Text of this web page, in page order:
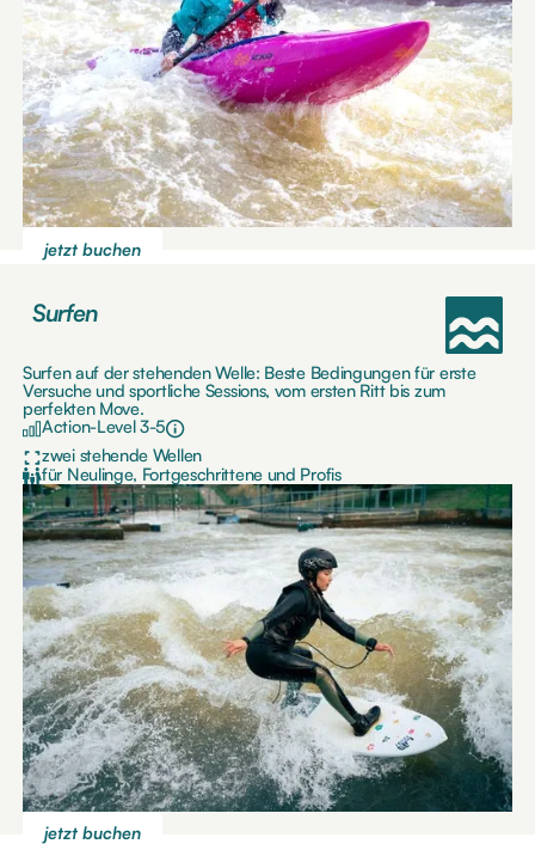
jetzt buchen
Surfen
Surfen auf der stehenden Welle: Beste Bedingungen für erste
Versuche und sportliche Sessions, vom ersten Ritt bis zum
perfekten Move.
Action-Level 3-5
zwei stehende Wellen
für Neulinge, Fortgeschrittene und Profis
jetzt buchen